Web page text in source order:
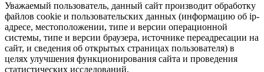
Уважаемый пользователь, данный сайт производит обработку
файлов cookie и пользовательских данных (информацию об ip-
адресе, местоположении, типе и версии операционной
системы, типе и версии браузера, источнике переадресации на
сайт, и сведения об открытых страницах пользователя) в
целях улучшения функционирования сайта и проведения
статистических исследований.